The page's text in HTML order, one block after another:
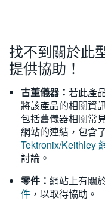
找不到關於此
提供協助！
古董儀器： 若此產
將該產品的相關資
包括舊儀器相關常
網站的連結，包含
Tektronix/Keithley
討論。
零件： 網站上有關
件 ，以取得協助。